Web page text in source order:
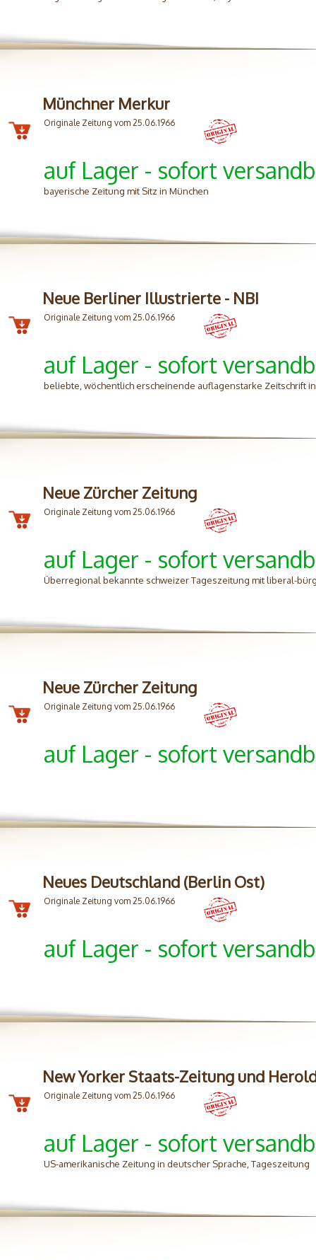
Münchner Merkur
Originale Zeitung vom 25.06.1966
auf Lager - sofort
bayerische Zeitung mit Sitz in München
Neue Berliner Illustrierte - NBI
Originale Zeitung vom 25.06.1966
auf Lager - sofort
beliebte, wöchentlich erscheinende auflagenstarke Zeitschrift
Neue Zürcher Zeitung
Originale Zeitung vom 25.06.1966
auf Lager - sofort
Überregional bekannte schweizer Tageszeitung mit liberal-
Neue Zürcher Zeitung
Originale Zeitung vom 25.06.1966
auf Lager - sofort
Neues Deutschland (Berlin Ost)
Originale Zeitung vom 25.06.1966
auf Lager - sofort
New Yorker Staats-Zeitung und
Originale Zeitung vom 25.06.1966
auf Lager - sofort
US-amerikanische Zeitung in deutscher Sprache, Tageszeitung